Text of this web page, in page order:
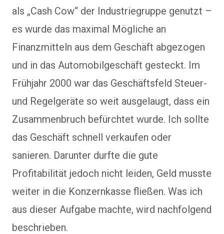
als „Cash Cow“ der Industriegruppe genutzt –
es wurde das maximal Mögliche an
Finanzmitteln aus dem Geschäft abgezogen
und in das Automobilgeschäft gesteckt. Im
Frühjahr 2000 war das Geschäftsfeld Steuer-
und Regelgeräte so weit ausgelaugt, dass ein
Zusammenbruch befürchtet wurde. Ich sollte
das Geschäft schnell verkaufen oder
sanieren. Darunter durfte die gute
Profitabilität jedoch nicht leiden, Geld musste
weiter in die Konzernkasse fließen. Was ich
aus dieser Aufgabe machte, wird nachfolgend
beschrieben.